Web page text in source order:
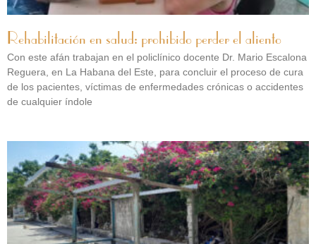
Rehabilitación en salud: prohibido perder el aliento
Con este afán trabajan en el policlínico docente Dr. Mario Escalona
Reguera, en La Habana del Este, para concluir el proceso de cura
de los pacientes, víctimas de enfermedades crónicas o accidentes
de cualquier índole